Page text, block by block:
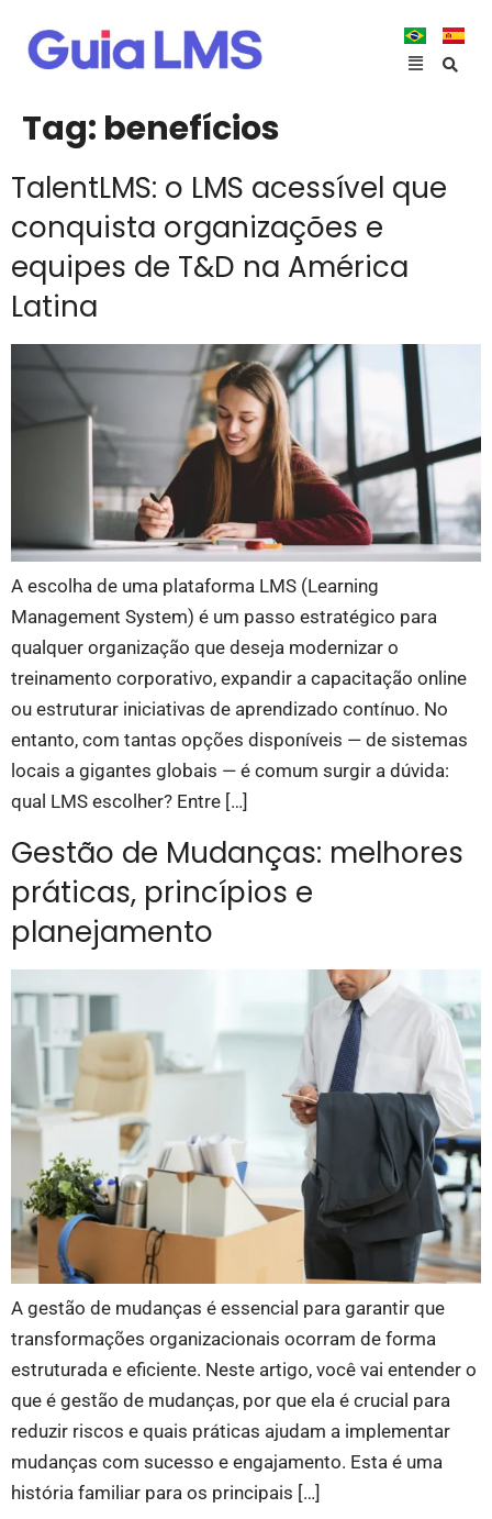
Tag: benefícios
TalentLMS: o LMS acessível que
conquista organizações e
equipes de T&D na América
Latina
A escolha de uma plataforma LMS (Learning
Management System) é um passo estratégico para
qualquer organização que deseja modernizar o
treinamento corporativo, expandir a capacitação online
ou estruturar iniciativas de aprendizado contínuo. No
entanto, com tantas opções disponíveis — de sistemas
locais a gigantes globais — é comum surgir a dúvida:
qual LMS escolher? Entre […]
Gestão de Mudanças: melhores
práticas, princípios e
planejamento
A gestão de mudanças é essencial para garantir que
transformações organizacionais ocorram de forma
estruturada e eficiente. Neste artigo, você vai entender o
que é gestão de mudanças, por que ela é crucial para
reduzir riscos e quais práticas ajudam a implementar
mudanças com sucesso e engajamento. Esta é uma
história familiar para os principais […]